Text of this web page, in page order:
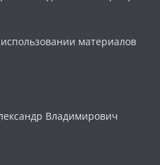
материалов
Владимирович